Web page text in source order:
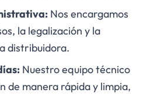
Nos encargamos
la legalización y la
distribuidora.
Nuestro equipo técnico
de manera rápida y limpia,